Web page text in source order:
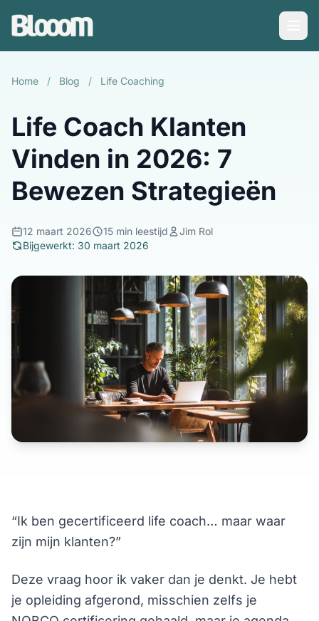
Home / Blog / Life Coaching
Life Coach Klanten
Vinden in 2026: 7
Bewezen Strategieën
12 maart 2026 15 min leestijd
Jim Rol
Bijgewerkt: 30 maart 2026
“Ik ben gecertificeerd life coach… maar waar
zijn mijn klanten?”
Deze vraag hoor ik vaker dan je denkt. Je hebt
je opleiding afgerond, misschien zelfs je